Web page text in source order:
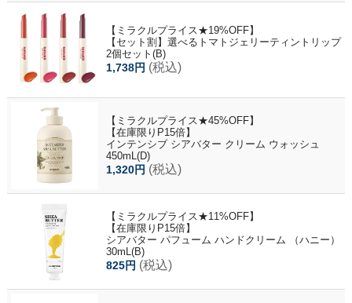
【ミラクルプライス★19%OFF】
【セット割】選べるトマトジェリーティントリップ
2個セット(B)
1,738円 (税込)
【ミラクルプライス★45%OFF】
【在庫限りP15倍】
インテンシブ シアバター クリーム ウォッシュ
450mL(D)
1,320円 (税込)
【ミラクルプライス★11%OFF】
【在庫限りP15倍】
シアバター パフューム ハンドクリーム （ハニー）
30mL(B)
825円 (税込)